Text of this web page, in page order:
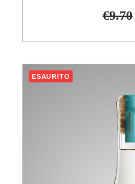
€9.70
ESAURITO